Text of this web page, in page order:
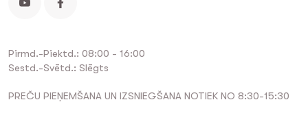
Pirmd.-Piektd.: 08:00 - 16:00
Sestd.-Svētd.: Slēgts
PREČU PIEŅEMŠANA UN IZSNIEGŠANA NOTIEK NO 8:30-15:30